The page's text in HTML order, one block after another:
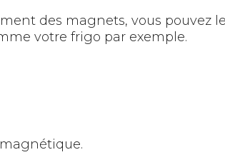
des magnets, vous pouvez
votre frigo par exemple.